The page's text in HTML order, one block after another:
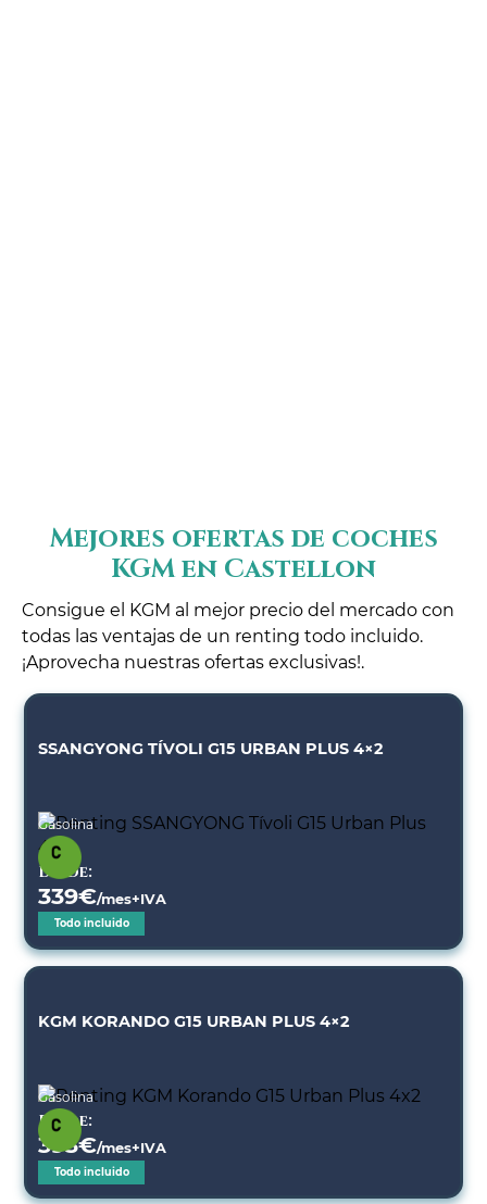
Mejores ofertas de coches
KGM en Castellon
Consigue el KGM al mejor precio del mercado con
todas las ventajas de un renting todo incluido.
¡Aprovecha nuestras ofertas exclusivas!.
SSANGYONG TÍVOLI G15 URBAN PLUS 4×2
Gasolina
Desde:
339€/mes+IVA
Todo incluido
KGM KORANDO G15 URBAN PLUS 4×2
Gasolina
Desde:
393€/mes+IVA
Todo incluido